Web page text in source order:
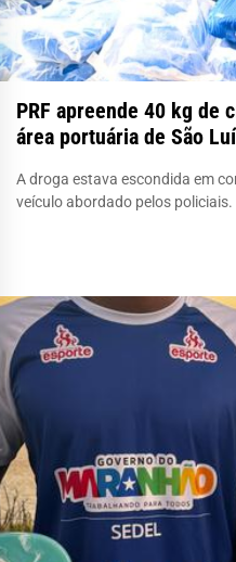
PRF apreende 40 kg de
área portuária de São
A droga estava escondida em
veículo abordado pelos policiais.